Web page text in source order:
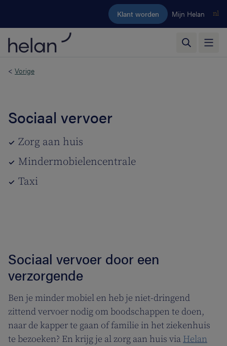
Ga naar de hoofdinhoud
Klant worden Mijn Helan nl
< Vorige
Sociaal vervoer
Zorg aan huis
Mindermobielencentrale
Taxi
Sociaal vervoer door een
verzorgende
Ben je minder mobiel en heb je niet-dringend
zittend vervoer nodig om boodschappen te doen,
naar de kapper te gaan of familie in het ziekenhuis
te bezoeken? En krijg je al zorg aan huis via Helan